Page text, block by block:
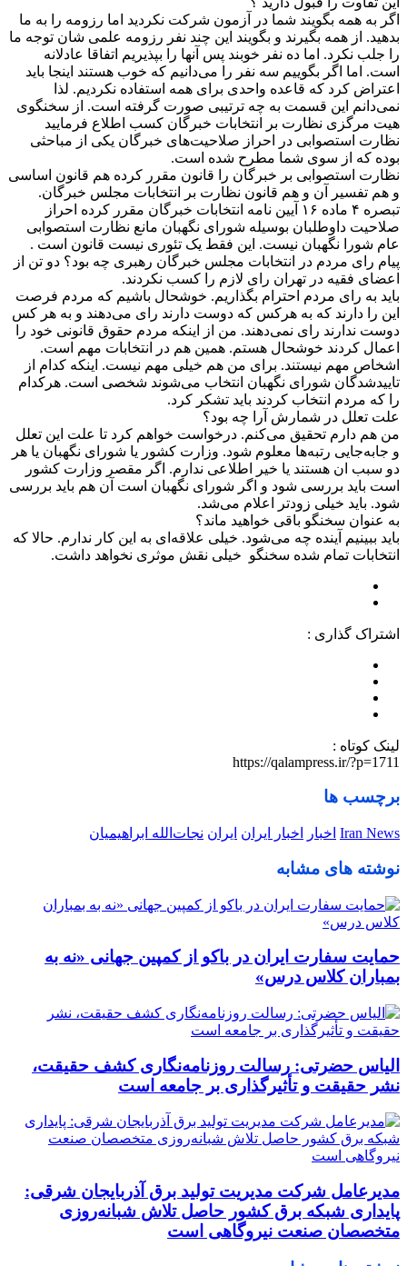
اگر به همه بگویند شما در آزمون شرکت نکردید اما رزومه را به ما
بدهید. از همه بگیرند و بگویند این چند نفر رزومه علمی شان توجه ما
را جلب نکرد. اما ده نفر خوبند پس آنها را بپذیریم اتفاقا عادلانه
است. اما اگر بگوییم سه نفر را می‌دانیم که خوب هستند اینجا باید
اعتراض کرد که قاعده واحدی برای همه استفاده نکردیم. لذا
نمی‌دانم این قسمت به چه ترتیبی صورت گرفته است. از سخنگوی
هیت مرگزی نظارت بر انتخابات خبرگان کسب اطلاع فرمایید
نظارت استصوابی در احراز صلاحیت‌های خبرگان یکی از مباحثی
بوده که از سوی شما مطرح شده است.
نظارت استصوابی بر خبرگان را قانون مقرر کرده هم قانون اساسی
و هم تفسیر آن و هم قانون نظارت بر انتخابات مجلس خبرگان.
تبصره ۴ ماده ١۶ آیین نامه انتخابات خبرگان مقرر کرده احراز
صلاحیت داوطلبان بوسیله شورای نگهبان مانع نظارت استصوابی
عام شورا نگهبان نیست. این فقط یک تئوری نیست قانون است .
پیام رای مردم در انتخابات مجلس خبرگان رهبری چه بود؟ دو تن از
اعضای فقیه در تهران رای لازم را کسب نکردند.
باید به رای مردم احترام بگذاریم. خوشحال باشیم که مردم فرصت
این را دارند که به هرکس که دوست دارند رای می‌دهند و به هر کس
دوست ندارند رای نمی‌دهند. من از اینکه مردم حقوق قانونی خود را
اعمال کردند خوشحال هستم. همین هم در انتخابات مهم است.
اشخاص مهم نیستند. برای من هم خیلی مهم نیست. اینکه کدام از
تایید‌شدگان شورای نگهبان انتخاب می‌شوند شخصی است. هرکدام
را که مردم انتخاب کردند باید تشکر کرد.
علت تعلل در شمارش آرا چه بود؟
من هم دارم تحقیق می‌کنم. درخواست خواهم کرد تا علت این تعلل
و جابه‌جایی رتبه‌ها معلوم شود. وزارت کشور یا شورای نگهبان یا هر
دو سبب ان هستند یا خیر اطلاعی ندارم. اگر مقصر وزارت کشور
است باید بررسی شود و اگر شورای نگهبان است آن هم باید بررسی
شود. باید خیلی زودتر اعلام می‌شد.
به عنوان سخنگو باقی خواهید ماند؟
باید ببینیم آینده چه می‌شود. خیلی علاقه‌ای به این کار ندارم. حالا که
انتخابات تمام شده سخنگو خیلی نقش موثری نخواهد داشت.
اشتراک گذاری :
لینک کوتاه :
https://qalampress.ir/?p=1711
برچسب ها
Iran News اخبار اخبار ایران ایران نجات‌الله ابراهیمیان
نوشته های مشابه
حمایت سفارت ایران در باکو از کمپین جهانی «نه به
بمباران کلاس درس»
الیاس حضرتی: رسالت روزنامه‌نگاری کشف حقیقت،
نشر حقیقت و تأثیرگذاری بر جامعه است
مدیرعامل شرکت مدیریت تولید برق آذربایجان شرقی:
پایداری شبکه برق کشور حاصل تلاش شبانه‌روزی
متخصصان صنعت نیروگاهی است